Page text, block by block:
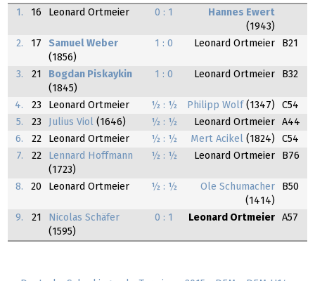
1.
16 Leonard Ortmeier 0 : 1
Hannes Ewert
(1943)
2.
17
Samuel Weber
(1856)
1 : 0 Leonard Ortmeier B21
3. 21
Bogdan Piskaykin
(1845)
1 : 0 Leonard Ortmeier B32
4. 23 Leonard Ortmeier ½ : ½ Philipp Wolf (1347)
C54
5.
23 Julius Viol (1646) ½ : ½ Leonard Ortmeier
A44
6.
22 Leonard Ortmeier ½ : ½ Mert Acikel (1824)
C54
7.
22
Lennard Hoffmann
(1723)
½ : ½ Leonard Ortmeier B76
8. 20 Leonard Ortmeier ½ : ½
Ole Schumacher
(1414)
B50
9. 21
Nicolas Schäfer
(1595)
0 : 1 Leonard Ortmeier A57